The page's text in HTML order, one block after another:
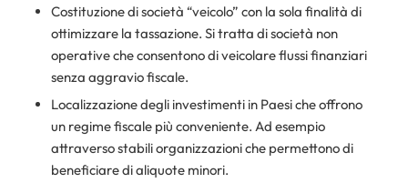
Costituzione di società “veicolo” con la sola finalità di
ottimizzare la tassazione. Si tratta di società non
operative che consentono di veicolare flussi finanziari
senza aggravio fiscale.
Localizzazione degli investimenti in Paesi che offrono
un regime fiscale più conveniente. Ad esempio
attraverso stabili organizzazioni che permettono di
beneficiare di aliquote minori.